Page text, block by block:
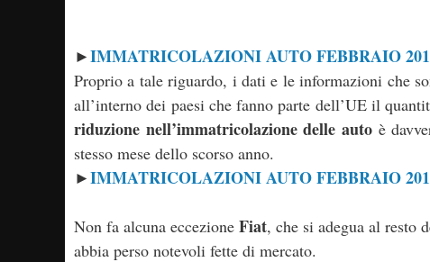
►IMMATRICOLAZIONI AUTO FEBBRAIO
Proprio a tale riguardo, i dati e le informazioni che
all’interno dei paesi che fanno parte dell’UE il
riduzione nell’immatricolazione delle auto è
stesso mese dello scorso anno.
►IMMATRICOLAZIONI AUTO FEBBRAIO
Non fa alcuna eccezione Fiat, che si adegua al resto
abbia perso notevoli fette di mercato.